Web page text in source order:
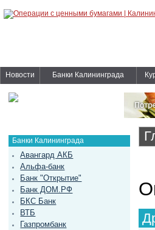
Новости Банки Калининграда
Банки Калининграда
Авангард АКБ
Альфа-банк
Банк "Открытие"
Банк ДОМ.РФ
БКС Банк
ВТБ
Газпромбанк